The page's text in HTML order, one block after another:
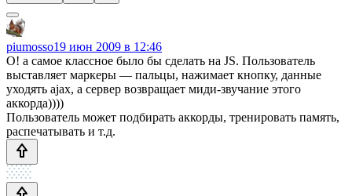
piumosso19 июн 2009 в 12:46
О! а самое классное было бы сделать на JS. Пользователь
выставляет маркеры — пальцы, нажимает кнопку, данные
уходять ajax, а сервер возвращает миди-звучание этого
аккорда))))
Пользователь может подбирать аккорды, тренировать память,
распечатывать и т.д.